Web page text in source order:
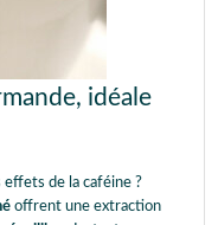
idéale
effets de la caféine ?
offrent une extraction